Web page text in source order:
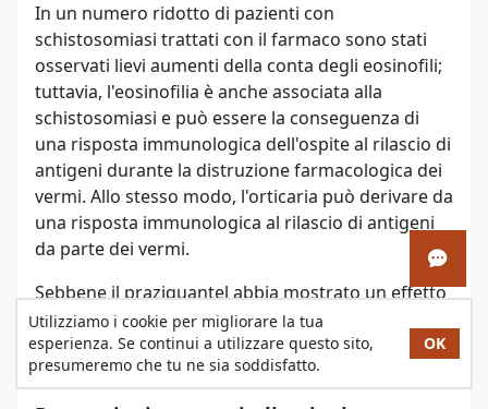
In un numero ridotto di pazienti con
schistosomiasi trattati con il farmaco sono stati
osservati lievi aumenti della conta degli eosinofili;
tuttavia, l'eosinofilia è anche associata alla
schistosomiasi e può essere la conseguenza di
una risposta immunologica dell'ospite al rilascio di
antigeni durante la distruzione farmacologica dei
vermi. Allo stesso modo, l'orticaria può derivare da
una risposta immunologica al rilascio di antigeni
da parte dei vermi.
Sebbene il praziquantel abbia mostrato un effetto
inotropo positivo sugli atri di ratto
effetto non è stato finora descritto nell'uomo e la
sua rilevanza clinica non è nota.
Apri
Utilizziamo i cookie per migliorare la tua
esperienza. Se continui a utilizzare questo sito,
presumeremo che tu ne sia soddisfatto.
OK